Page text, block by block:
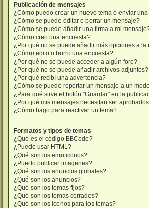
Publicación de mensajes
¿Cómo puedo crear un nuevo tema o enviar
¿Cómo se puede editar o borrar un mensaje?
¿Cómo se puede añadir una firma a mi
¿Cómo creo una encuesta?
¿Por qué no se puede añadir más opciones a la
¿Cómo edito o borro una encuesta?
¿Por qué no se puede acceder a algún foro?
¿Por qué no se puede añadir archivos adjuntos?
¿Por qué recibí una advertencia?
¿Cómo se puede reportar un mensaje a un
¿Para qué sirve el botón "Guardar" en la
¿Por qué mis mensajes necesitan ser
¿Cómo hago para reactivar un tema?
Formatos y tipos de temas
¿Qué es el código BBCode?
¿Puedo usar HTML?
¿Qué son los emoticonos?
¿Puedo publicar imagenes?
¿Qué son los anuncios globales?
¿Qué son los anuncios?
¿Qué son los temas fijos?
¿Qué son los temas cerrados?
¿Qué son los iconos para los temas?